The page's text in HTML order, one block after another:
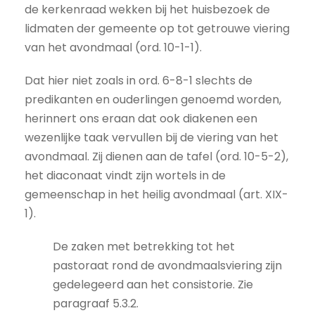
de kerkenraad wekken bij het huisbezoek de
lidmaten der gemeente op tot getrouwe viering
van het avondmaal (ord. 10-1-1).
Dat hier niet zoals in ord. 6-8-1 slechts de
predikanten en ouderlingen genoemd worden,
herinnert ons eraan dat ook diakenen een
wezenlijke taak vervullen bij de viering van het
avondmaal. Zij dienen aan de tafel (ord. 10-5-2),
het diaconaat vindt zijn wortels in de
gemeenschap in het heilig avondmaal (art. XIX-
1).
De zaken met betrekking tot het
pastoraat rond de avondmaalsviering zijn
gedelegeerd aan het consistorie. Zie
paragraaf 5.3.2.